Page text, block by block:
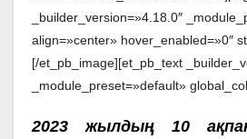
_builder_version=»4.18.0″
align=»center» hover_enabled=»0″
[/et_pb_image][et_pb_text
_module_preset=»default»
2023 жылдың 10